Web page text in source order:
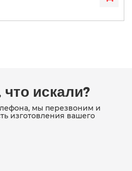
искали?
мы перезвоним и
изготовления вашего